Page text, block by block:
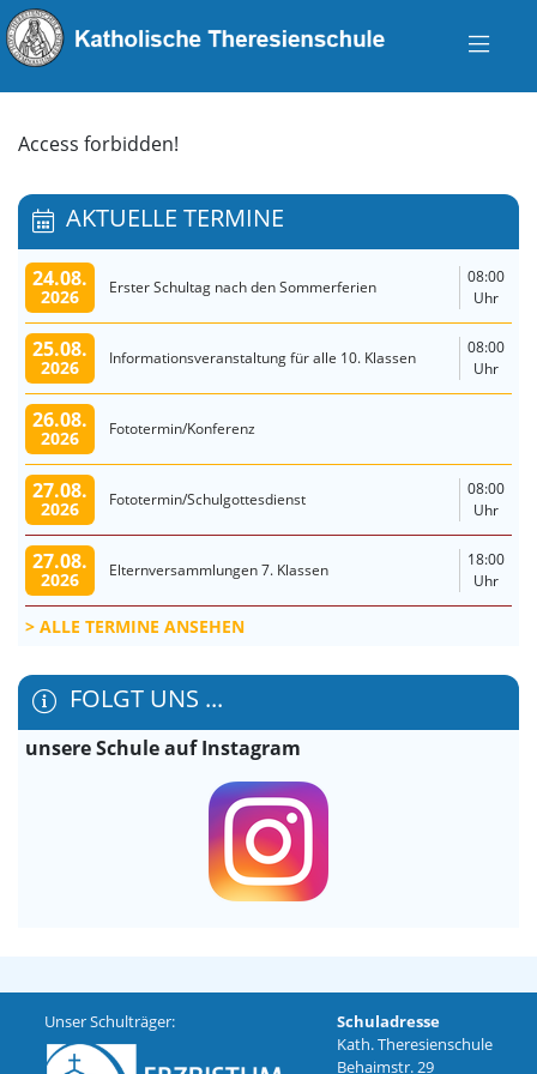
Access forbidden!
AKTUELLE TERMINE
24.08.
2026 Erster Schultag nach den Sommerferien
08:00
Uhr
25.08.
2026 Informationsveranstaltung für alle 10. Klassen
08:00
Uhr
26.08.
2026 Fototermin/Konferenz
27.08.
2026 Fototermin/Schulgottesdienst
08:00
Uhr
27.08.
2026 Elternversammlungen 7. Klassen
18:00
Uhr
ALLE TERMINE ANSEHEN
FOLGT UNS ...
unsere Schule auf Instagram
Unser Schulträger:
Schuladresse
Kath. Theresienschule
Behaimstr. 29